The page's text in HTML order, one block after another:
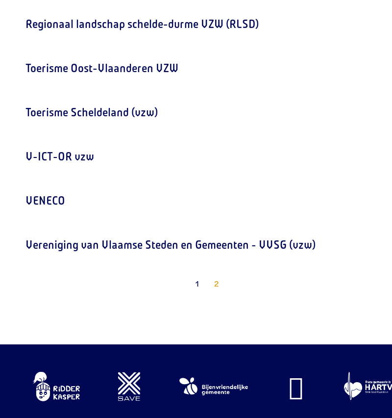
Regionaal landschap schelde-durme VZW (RLSD)
Toerisme Oost-Vlaanderen VZW
Toerisme Scheldeland (vzw)
V-ICT-OR vzw
VENECO
Vereniging van Vlaamse Steden en Gemeenten - VVSG (vzw)
1 2